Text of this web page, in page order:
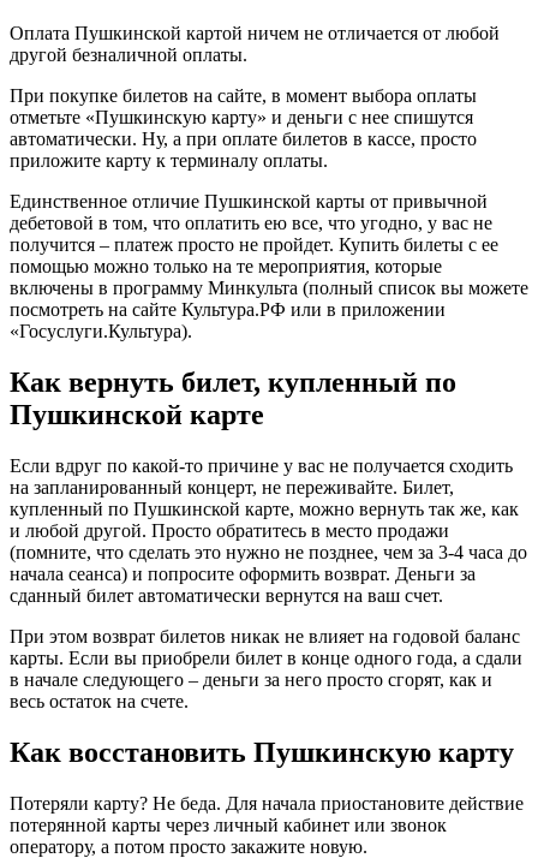
Оплата Пушкинской картой ничем не отличается от любой
другой безналичной оплаты.
При покупке билетов на сайте, в момент выбора оплаты
отметьте «Пушкинскую карту» и деньги с нее спишутся
автоматически. Ну, а при оплате билетов в кассе, просто
приложите карту к терминалу оплаты.
Единственное отличие Пушкинской карты от привычной
дебетовой в том, что оплатить ею все, что угодно, у вас не
получится – платеж просто не пройдет. Купить билеты с ее
помощью можно только на те мероприятия, которые
включены в программу Минкульта (полный список вы можете
посмотреть на сайте Культура.РФ или в приложении
«Госуслуги.Культура).
Как вернуть билет, купленный по
Пушкинской карте
Если вдруг по какой-то причине у вас не получается сходить
на запланированный концерт, не переживайте. Билет,
купленный по Пушкинской карте, можно вернуть так же, как
и любой другой. Просто обратитесь в место продажи
(помните, что сделать это нужно не позднее, чем за 3-4 часа до
начала сеанса) и попросите оформить возврат. Деньги за
сданный билет автоматически вернутся на ваш счет.
При этом возврат билетов никак не влияет на годовой баланс
карты. Если вы приобрели билет в конце одного года, а сдали
в начале следующего – деньги за него просто сгорят, как и
весь остаток на счете.
Как восстановить Пушкинскую карту
Потеряли карту? Не беда. Для начала приостановите действие
потерянной карты через личный кабинет или звонок
оператору, а потом просто закажите новую.